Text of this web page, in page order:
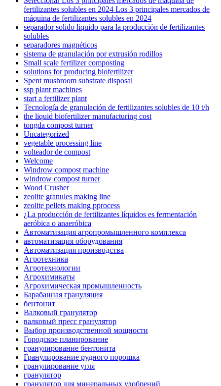
fertilizantes solubles en 2024 Los 3 principales mercados de
máquina de fertilizantes solubles en 2024
separador solido liquido para la producción de fertilizantes
solubles
separadores magnéticos
sistema de granulación por extrusión rodillos
Small scale fertilizer composting
solutions for producing biofertilizer
Spent mushroom substrate disposal
ssp plant machines
start a fertilizer plant
Tecnología de granulación de fertilizantes solubles de 10 t/h
the liquid biofertilizer manufacturing cost
tongda compost turner
Uncategorized
vegetable processing line
volteador de compost
Welcome
Windrow compost machine
windrow compost turner
Wood Crusher
zeolite granules making line
zeolite pellets making pprocess
¿La producción de fertilizantes líquidos es fermentación
aeróbica o anaeróbica
Автоматизация агропромышленного комплекса
автоматизация оборудования
Автоматизация производства
Агротехника
Агротехнологии
Агрохимикаты
Агрохимическая промышленность
Барабанная грануляция
бентонит
Валковый гранулятор
валковый пресс гранулятор
Выбор производственной мощности
Городское планирование
гранулирование бентонита
Гранулирование рудного порошка
гранулирование угля
гранулятор
гранулятор для минеральных удобрений